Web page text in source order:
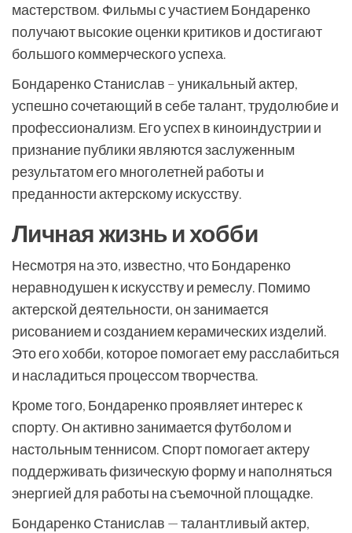
мастерством. Фильмы с участием Бондаренко
получают высокие оценки критиков и достигают
большого коммерческого успеха.
Бондаренко Станислав – уникальный актер,
успешно сочетающий в себе талант, трудолюбие и
профессионализм. Его успех в киноиндустрии и
признание публики являются заслуженным
результатом его многолетней работы и
преданности актерскому искусству.
Личная жизнь и хобби
Несмотря на это, известно, что Бондаренко
неравнодушен к искусству и ремеслу. Помимо
актерской деятельности, он занимается
рисованием и созданием керамических изделий.
Это его хобби, которое помогает ему расслабиться
и насладиться процессом творчества.
Кроме того, Бондаренко проявляет интерес к
спорту. Он активно занимается футболом и
настольным теннисом. Спорт помогает актеру
поддерживать физическую форму и наполняться
энергией для работы на съемочной площадке.
Бондаренко Станислав — талантливый актер,